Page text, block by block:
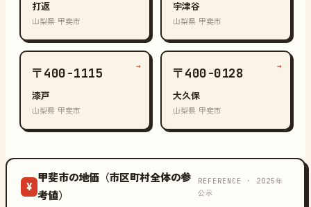
打返
山梨県 甲斐市
宇津谷
山梨県 甲斐市
〒400-1115
漆戸
山梨県 甲斐市
→ 〒400-0128
大久保
山梨県 甲斐市
→
¥
甲斐市の地価（市区町村全体の参
考値）
REFERENCE · 2025年
公示